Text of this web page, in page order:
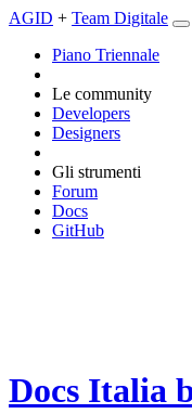
AGID + Team Digitale
Piano Triennale
Le community
Developers
Designers
Gli strumenti
Forum
Docs
GitHub
Docs Italia